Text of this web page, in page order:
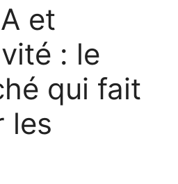
et
: le
qui fait
les